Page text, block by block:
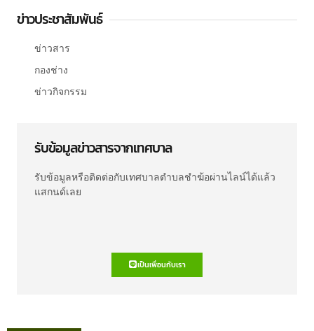
ข่าวประชาสัมพันธ์
ข่าวสาร
กองช่าง
ข่าวกิจกรรม
รับข้อมูลข่าวสารจากเทศบาล
รับข้อมูลหรือติดต่อกับเทศบาลตำบลชำฆ้อผ่านไลน์ได้แล้ว
แสกนด์เลย
เป็นเพื่อนกับเรา